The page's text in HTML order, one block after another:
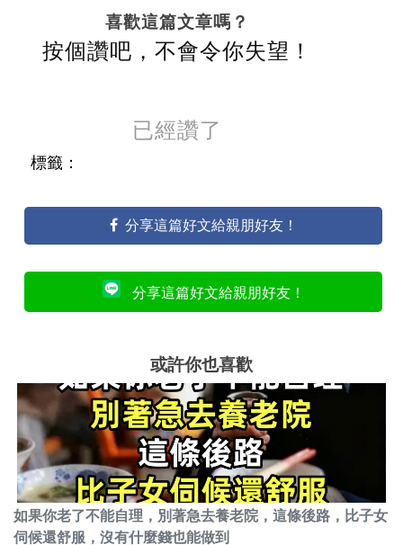
喜歡這篇文章嗎？
按個讚吧，不會令你失望！
已經讚了
標籤：
分享這篇好文給親朋好友！
分享這篇好文給親朋好友！
或許你也喜歡
如果你老了不能自理，別著急去養老院，這條後路，比子女
伺候還舒服，沒有什麼錢也能做到